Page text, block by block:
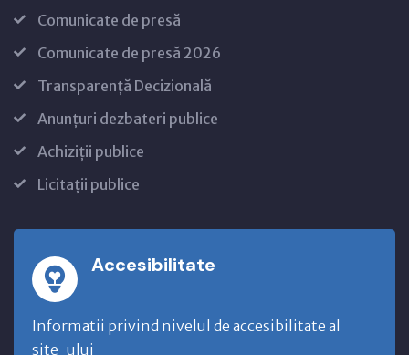
Comunicate de presă
Comunicate de presă 2026
Transparență Decizională
Anunțuri dezbateri publice
Achiziții publice
Licitații publice
Accesibilitate
Informatii privind nivelul de accesibilitate al
site-ului